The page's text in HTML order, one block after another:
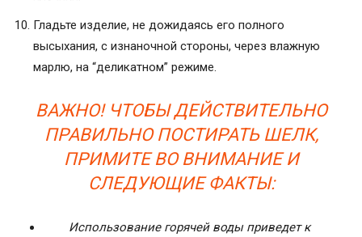
Гладьте изделие, не дожидаясь его полного
высыхания, с изнаночной стороны, через влажную
марлю, на “деликатном” режиме.
ВАЖНО! ЧТОБЫ ДЕЙСТВИТЕЛЬНО
ПРАВИЛЬНО ПОСТИРАТЬ ШЕЛК,
ПРИМИТЕ ВО ВНИМАНИЕ И
СЛЕДУЮЩИЕ ФАКТЫ:
Использование горячей воды приведет к